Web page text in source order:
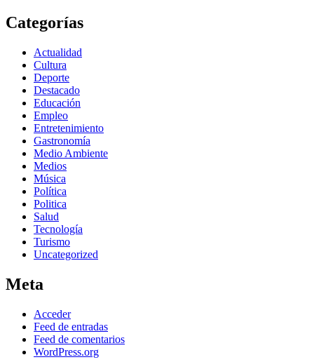
Categorías
Actualidad
Cultura
Deporte
Destacado
Educación
Empleo
Entretenimiento
Gastronomía
Medio Ambiente
Medios
Música
Política
Politica
Salud
Tecnología
Turismo
Uncategorized
Meta
Acceder
Feed de entradas
Feed de comentarios
WordPress.org